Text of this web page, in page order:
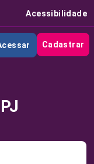
Acessibilidade
Cadastrar